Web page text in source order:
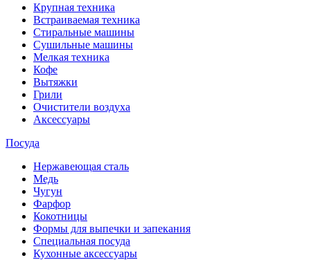
Крупная техника
Встраиваемая техника
Стиральные машины
Сушильные машины
Мелкая техника
Кофе
Вытяжки
Грили
Очистители воздуха
Аксессуары
Посуда
Нержавеющая сталь
Медь
Чугун
Фарфор
Кокотницы
Формы для выпечки и запекания
Специальная посуда
Кухонные аксессуары